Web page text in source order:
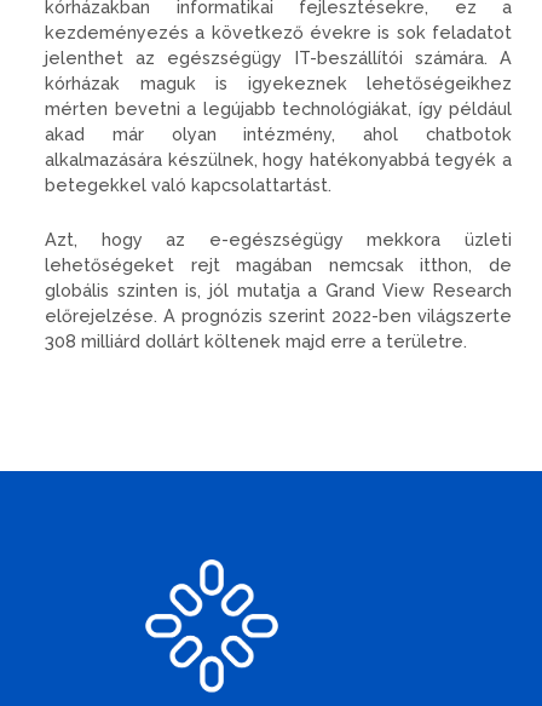
kórházakban informatikai fejlesztésekre, ez a
kezdeményezés a következő évekre is sok feladatot
jelenthet az egészségügy IT-beszállítói számára. A
kórházak maguk is igyekeznek lehetőségeikhez
mérten bevetni a legújabb technológiákat, így például
akad már olyan intézmény, ahol chatbotok
alkalmazására készülnek, hogy hatékonyabbá tegyék a
betegekkel való kapcsolattartást.
Azt, hogy az e-egészségügy mekkora üzleti
lehetőségeket rejt magában nemcsak itthon, de
globális szinten is, jól mutatja a Grand View Research
előrejelzése. A prognózis szerint 2022-ben világszerte
308 milliárd dollárt költenek majd erre a területre.